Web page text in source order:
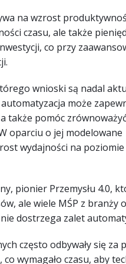
na wzrost
czasu, ale także
co przy
wnioski są nadal
może
także pomóc
oparciu o jej modelowane
wydajności na
pionier Przemysłu 4.0,
ale wiele MŚP z branży
dostrzega zalet
często odbywały się za
wymagało czasu, aby